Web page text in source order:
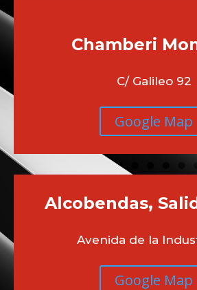
Chamberi
C/ Galileo 92
Google Map
Alcobendas,
Avenida de la
Google Map